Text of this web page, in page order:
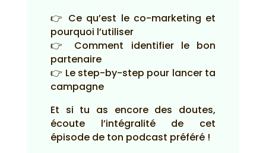
👉 Ce qu’est le co-marketing et
pourquoi l’utiliser
👉 Comment identifier le bon
partenaire
👉 Le step-by-step pour lancer ta
campagne
Et si tu as encore des doutes,
écoute l’intégralité de cet
épisode de ton podcast préféré !